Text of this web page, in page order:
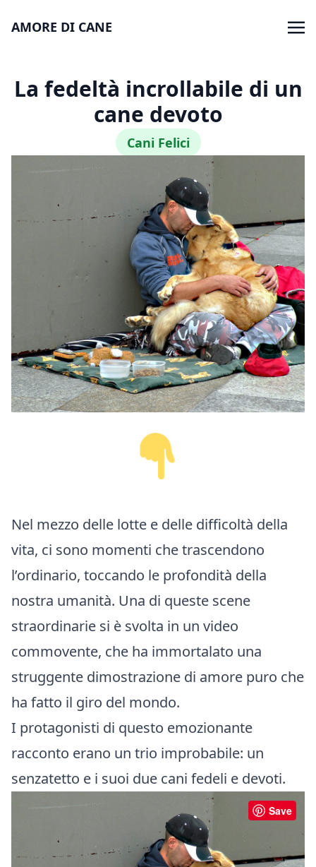
AMORE DI CANE
La fedeltà incrollabile di un
cane devoto
Cani Felici
Nel mezzo delle lotte e delle difficoltà della
vita, ci sono momenti che trascendono
l’ordinario, toccando le profondità della
nostra umanità. Una di queste scene
straordinarie si è svolta in un video
commovente, che ha immortalato una
struggente dimostrazione di amore puro che
ha fatto il giro del mondo.
I protagonisti di questo emozionante
racconto erano un trio improbabile: un
senzatetto e i suoi due cani fedeli e devoti.
Save